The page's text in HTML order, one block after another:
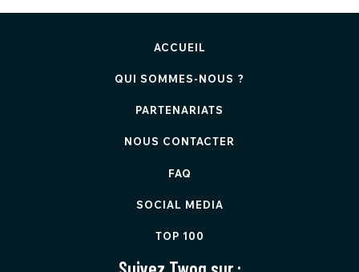
ACCUEIL
QUI SOMMES-NOUS ?
PARTENARIATS
NOUS CONTACTER
FAQ
SOCIAL MEDIA
TOP 100